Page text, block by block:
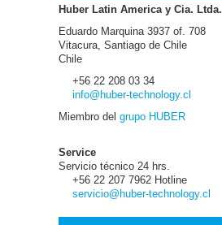
Huber Latin America y Cia. Ltda.
Eduardo Marquina 3937 of. 708
Vitacura, Santiago de Chile
Chile
+56 22 208 03 34
info@huber-technology.cl
Miembro del grupo HUBER
Service
Servicio técnico 24 hrs.
+56 22 207 7962 Hotline
servicio@huber-technology.cl